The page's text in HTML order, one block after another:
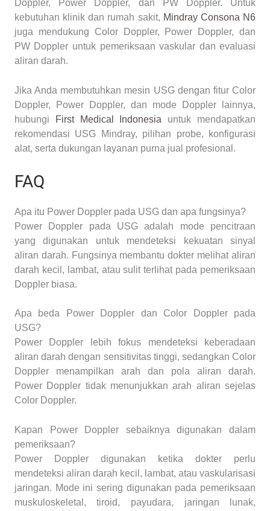
Doppler, Power Doppler, dan PW Doppler. Untuk
kebutuhan klinik dan rumah sakit, Mindray Consona N6
juga mendukung Color Doppler, Power Doppler, dan
PW Doppler untuk pemeriksaan vaskular dan evaluasi
aliran darah.
Jika Anda membutuhkan mesin USG dengan fitur Color
Doppler, Power Doppler, dan mode Doppler lainnya,
hubungi
First Medical Indonesia untuk mendapatkan
rekomendasi USG Mindray, pilihan probe, konfigurasi
alat, serta dukungan layanan purna jual profesional.
FAQ
Apa itu Power Doppler pada USG dan apa fungsinya?
Power Doppler pada USG adalah mode pencitraan
yang digunakan untuk mendeteksi kekuatan sinyal
aliran darah. Fungsinya membantu dokter melihat aliran
darah kecil, lambat, atau sulit terlihat pada pemeriksaan
Doppler biasa.
Apa beda Power Doppler dan Color Doppler pada
USG?
Power Doppler lebih fokus mendeteksi keberadaan
aliran darah dengan sensitivitas tinggi, sedangkan Color
Doppler menampilkan arah dan pola aliran darah.
Power Doppler tidak menunjukkan arah aliran sejelas
Color Doppler.
Kapan Power Doppler sebaiknya digunakan dalam
pemeriksaan?
Power Doppler digunakan ketika dokter perlu
mendeteksi aliran darah kecil, lambat, atau vaskularisasi
jaringan. Mode ini sering digunakan pada pemeriksaan
muskuloskeletal, tiroid, payudara, jaringan lunak,